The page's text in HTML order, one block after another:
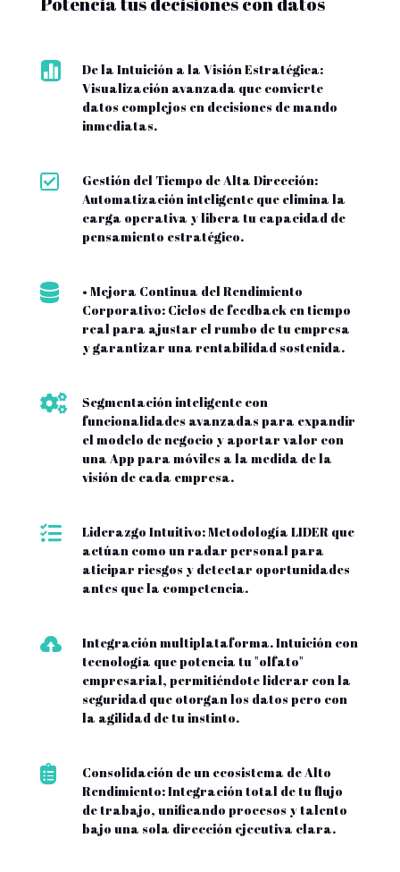

De la Intuición a la Visión Estratégica:
Visualización avanzada que convierte
datos complejos en decisiones de mando
inmediatas.

Gestión del Tiempo de Alta Dirección:
Automatización inteligente que elimina la
carga operativa y libera tu capacidad de
pensamiento estratégico.

• Mejora Continua del Rendimiento
Corporativo: Ciclos de feedback en tiempo
real para ajustar el rumbo de tu empresa
y garantizar una rentabilidad sostenida.

Segmentación inteligente con
funcionalidades avanzadas para expandir
el modelo de negocio y aportar valor con
una App para móviles a la medida de la
visión de cada empresa.

Liderazgo Intuitivo: Metodología LIDER que
actúan como un radar personal para
aticipar riesgos y detectar oportunidades
antes que la competencia.

Integración multiplataforma. Intuición con
tecnología que potencia tu "olfato"
empresarial, permitiéndote liderar con la
seguridad que otorgan los datos pero con
la agilidad de tu instinto.

Consolidación de un ecosistema de Alto
Rendimiento: Integración total de tu flujo
de trabajo, unificando procesos y talento
bajo una sola dirección ejecutiva clara.